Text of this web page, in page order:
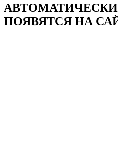
АВТОМАТИЧЕСКИ
ПОЯВЯТСЯ НА